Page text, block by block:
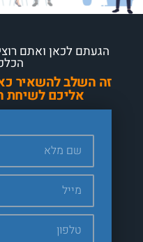
הגעתם לכאן ואתם
זה השלב להשאיר
אליכם לשיחת